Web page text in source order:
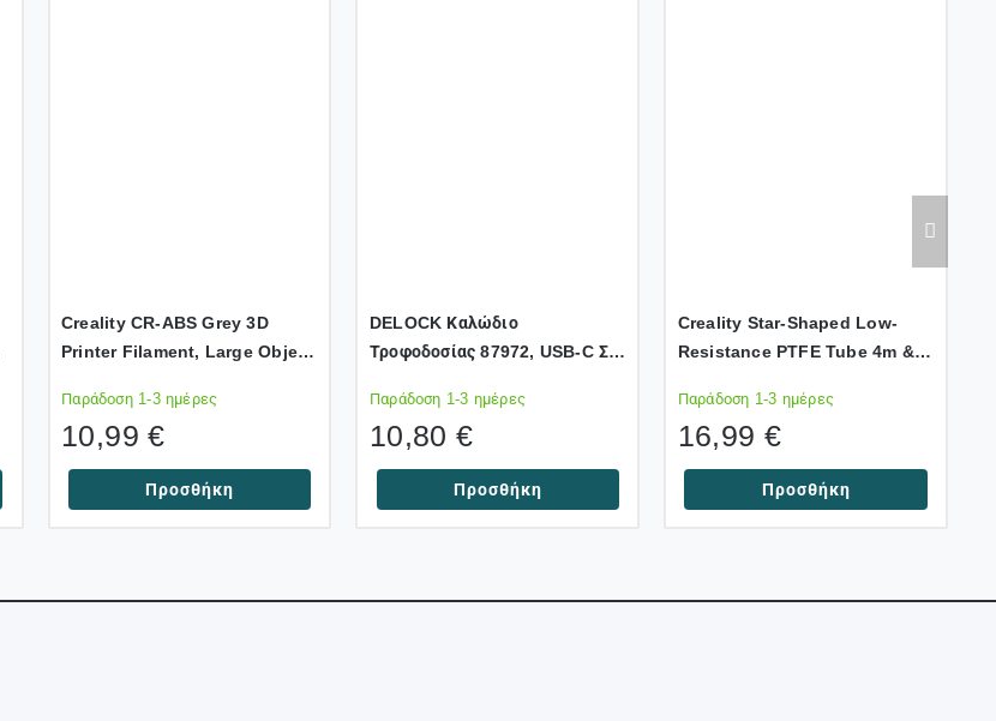
Creality CR-ABS Grey 3D
Printer Filament, Large Object
1.75 Gray
Παράδοση 1-3 ημέρες
10,99€
Προσθήκη
DELOCK Καλώδιο
Τροφοδοσίας 87972, USB-C Σε
Παράδοση 1-3 ημέρες
10,80€
Προσθήκη
Creality Star-Shaped Low-
Resistance PTFE Tube 4m &
Παράδοση 1-3 ημέρες
16,99 €
Προσθήκη